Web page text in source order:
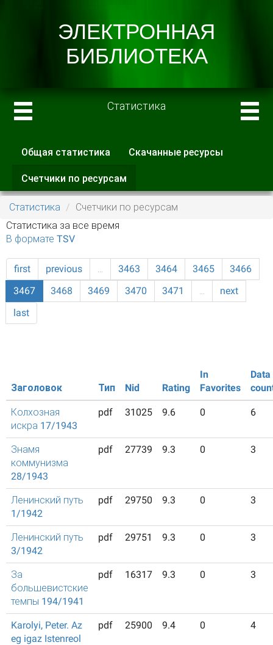
Статистика
Главные вкладки
Общая статистика Скачанные ресурсы
Счетчики по ресурсам
вкладка)
Статистика
Счетчики по ресурсам
Статистика за все время
В формате TSV
first previous … 3463 3464 3465
3466
3467
3468 3469 3470 3471 …
next
last
Заголовок Тип Nid Rating
In
Favorites
Data
Колхозная
искра 17/1943
pdf 31025 9.6 0 6
Знамя
коммунизма
28/1943
pdf 27739 9.3 0 3
Ленинский путь
1/1942
pdf 29750 9.3 0 3
Ленинский путь
3/1942
pdf 29751 9.3 0 3
За
большевистские
темпы 194/1941
pdf 16317 9.3 0 3
Karolyi, Peter. Az
eg igaz Istenreol
pdf 25900 9.4 0 4